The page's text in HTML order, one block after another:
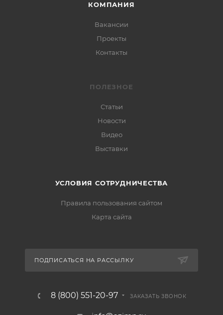
КОМПАНИЯ
Вакансии
Проекты
Контакты
ПОЛЕЗНОЕ
Статьи
Новости
Видео
Выставки
УСЛОВИЯ СОТРУДНИЧЕСТВА
Правила пользования сайтом
Карта сайта
ПОДПИСАТЬСЯ НА РАССЫЛКУ
8 (800) 551-20-97 ЗАКАЗАТЬ ЗВОНОК